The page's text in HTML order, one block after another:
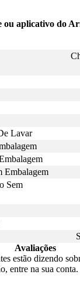
ou aplicativo do
Lavar
Embalagem
Sem
Avaliações
estão dizendo
entre na sua conta.